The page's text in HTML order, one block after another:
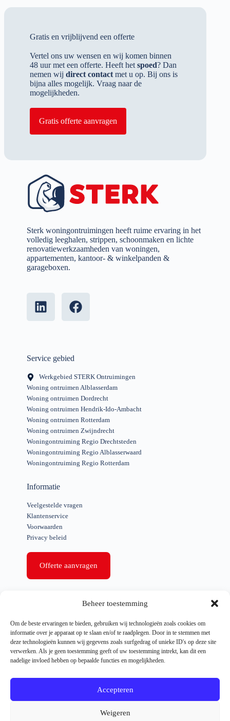
Beheer toestemming
Om de beste ervaringen te bieden, gebruiken wij technologieën zoals cookies om
informatie over je apparaat op te slaan en/of te raadplegen. Door in te stemmen met
deze technologieën kunnen wij gegevens zoals surfgedrag of unieke ID's op deze site
verwerken. Als je geen toestemming geeft of uw toestemming intrekt, kan dit een
nadelige invloed hebben op bepaalde functies en mogelijkheden.
Accepteren
Weigeren
Gratis en vrijblijvend een offerte
Vertel ons uw wensen en wij komen binnen
48 uur met een offerte. Heeft het spoed? Dan
nemen wij direct contact met u op. Bij ons is
bijna alles mogelijk. Vraag naar de
mogelijkheden.
Gratis offerte aanvragen
Sterk woningontruimingen heeft ruime ervaring in het
volledig leeghalen, strippen, schoonmaken en lichte
renovatiewerkzaamheden van woningen,
appartementen, kantoor- & winkelpanden &
garageboxen.
Service gebied
Werkgebied STERK Ontruimingen
Woning ontruimen Alblasserdam
Woning ontruimen Dordrecht
Woning ontruimen Hendrik-Ido-Ambacht
Woning ontruimen Rotterdam
Woning ontruimen Zwijndrecht
Woningontruiming Regio Drechtsteden
Woningontruiming Regio Alblasserwaard
Woningontruiming Regio Rotterdam
Informatie
Veelgestelde vragen
Klantenservice
Voorwaarden
Privacy beleid
Offerte aanvragen
Bedrijfs ontruiming
Ontruimen na overlijden
Speciale ontruiming
Spoed ontruiming